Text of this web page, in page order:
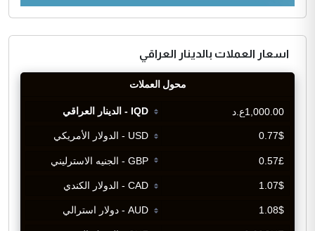
اسعار العملات بالدينار العراقي